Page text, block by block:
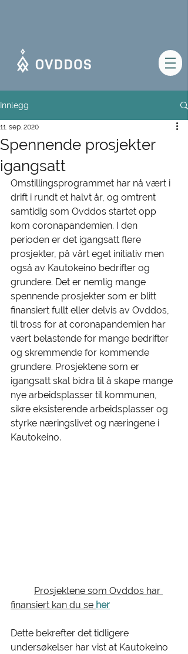
Innlegg
Spennende prosjekter
igangsatt
11. sep. 2020
Omstillingsprogrammet har nå vært i
drift i rundt et halvt år, og omtrent
samtidig som Ovddos startet opp
kom coronapandemien. I den
perioden er det igangsatt flere
prosjekter, på vårt eget initiativ men
også av Kautokeino bedrifter og
grundere. Det er nemlig mange
spennende prosjekter som er blitt
finansiert fullt eller delvis av Ovddos,
til tross for at coronapandemien har
vært belastende for mange bedrifter
og skremmende for kommende
grundere. Prosjektene som er
igangsatt skal bidra til å skape mange
nye arbeidsplasser til kommunen,
sikre eksisterende arbeidsplasser og
styrke næringslivet og næringene i
Kautokeino.
Prosjektene som Ovddos har
finansiert kan du se her
Dette bekrefter det tidligere
undersøkelser har vist at Kautokeino